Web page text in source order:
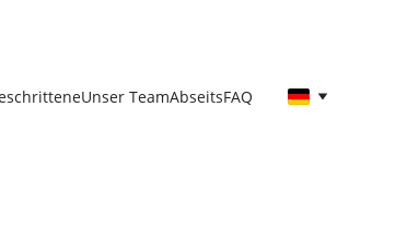
Unser TeamAbseitsFAQ